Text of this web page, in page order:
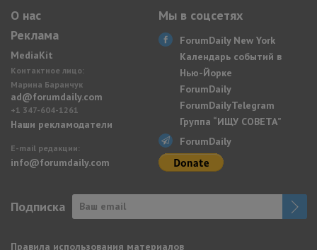
О нас
Реклама
MediaKit
Контактное лицо:
Марина Баранчук
ad@forumdaily.com
+1 347-604-1261
Наши рекламодатели
E-mail редакции:
info@forumdaily.com
Мы в соцсетях
ForumDaily New York
Календарь событий в
Нью-Йорке
ForumDaily
ForumDailyTelegram
Группа “ИЩУ СОВЕТА”
ForumDaily
Подписка
Правила использования материалов